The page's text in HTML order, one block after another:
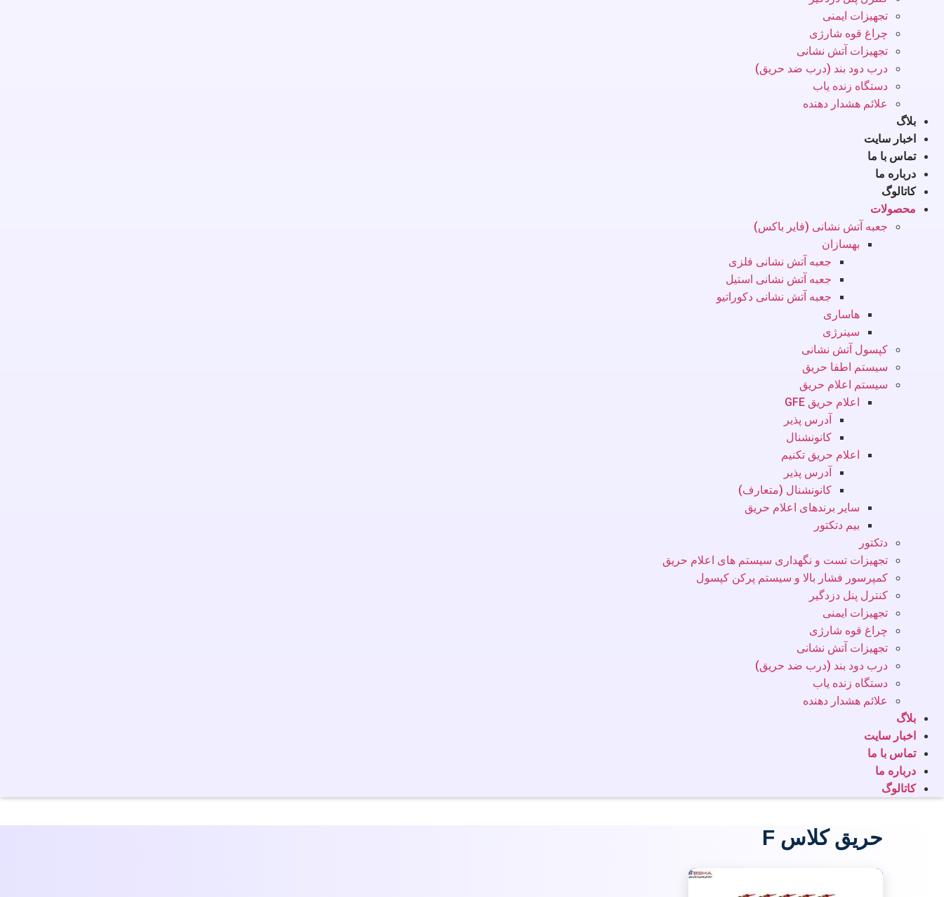
تجهیزات ایمنی
چراغ قوه شارژی
تجهیزات آتش نشانی
درب دود بند (درب ضد حریق)
دستگاه زنده یاب
علائم هشدار دهنده
بلاگ
اخبار سایت
تماس با ما
درباره ما
کاتالوگ
محصولات
جعبه آتش نشانی (فایر باکس)
بهسازان
جعبه آتش نشانی فلزی
جعبه آتش نشانی استیل
جعبه آتش نشانی دکوراتیو
هاساری
سینرژی
کپسول آتش نشانی
سیستم اطفا حریق
سیستم اعلام حریق
اعلام حریق GFE
آدرس پذیر
کانونشنال
اعلام حریق تکنیم
آدرس پذیر
کانونشنال (متعارف)
سایر برندهای اعلام حریق
بیم دتکتور
دتکتور
تجهیزات تست و نگهداری سیستم های اعلام حریق
کمپرسور فشار بالا و سیستم پرکن کپسول
کنترل پنل دزدگیر
تجهیزات ایمنی
چراغ قوه شارژی
تجهیزات آتش نشانی
درب دود بند (درب ضد حریق)
دستگاه زنده یاب
علائم هشدار دهنده
بلاگ
اخبار سایت
تماس با ما
درباره ما
کاتالوگ
حریق کلاس F